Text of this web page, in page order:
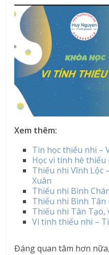
Xem thêm:
Tin học thiếu nhi –
Học vi tính hè
Thiếu nhi Vĩnh Lộc
Xuân
Thiếu nhi Bình
Thiếu nhi Bình Tân
Thiếu nhi Tân Tạo,
Vi tính thiếu nhi –
Đáng quan tâm hơn